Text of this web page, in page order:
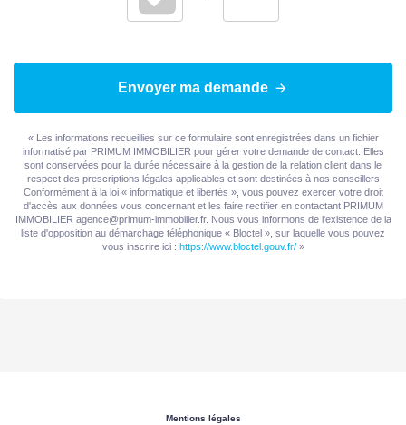
Envoyer ma demande
« Les informations recueillies sur ce formulaire sont enregistrées dans un fichier
informatisé par PRIMUM IMMOBILIER pour gérer votre demande de contact. Elles
sont conservées pour la durée nécessaire à la gestion de la relation client dans le
respect des prescriptions légales applicables et sont destinées à nos conseillers
Conformément à la loi « informatique et libertés », vous pouvez exercer votre droit
d'accès aux données vous concernant et les faire rectifier en contactant PRIMUM
IMMOBILIER agence@primum-immobilier.fr. Nous vous informons de l'existence de la
liste d'opposition au démarchage téléphonique « Bloctel », sur laquelle vous pouvez
vous inscrire ici : https://www.bloctel.gouv.fr/»
Mentions légales